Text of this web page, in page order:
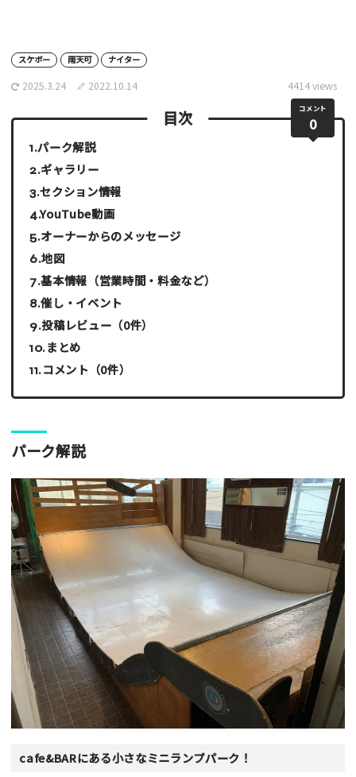
スケボー 雨天可 ナイター
2025.3.24 2022.10.14 4414 views
コメント
0
目次
パーク解説
ギャラリー
セクション情報
YouTube動画
オーナーからのメッセージ
地図
基本情報（営業時間・料金など）
催し・イベント
投稿レビュー（0件）
まとめ
コメント（0件）
パーク解説
cafe&BARにある小さなミニランプパーク！